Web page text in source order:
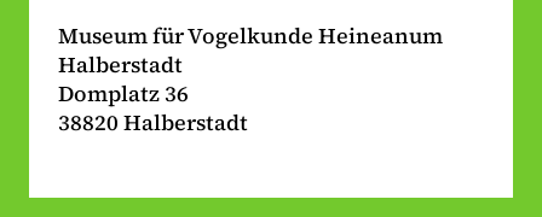
Museum für Vogelkunde Heineanum
Halberstadt
Domplatz 36
38820 Halberstadt